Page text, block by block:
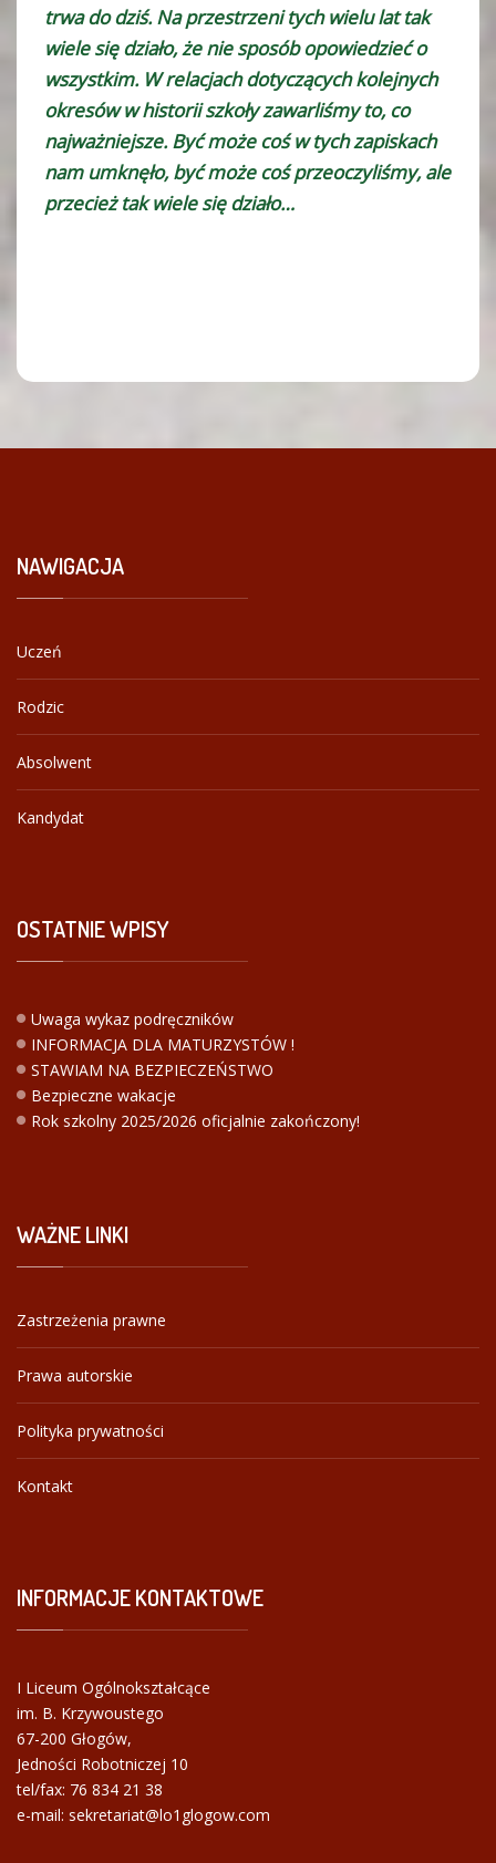
trwa do dziś. Na przestrzeni tych wielu lat tak
wiele się działo, że nie sposób opowiedzieć o
wszystkim. W relacjach dotyczących kolejnych
okresów w historii szkoły zawarliśmy to, co
najważniejsze. Być może coś w tych zapiskach
nam umknęło, być może coś przeoczyliśmy, ale
przecież tak wiele się działo…
NAWIGACJA
Uczeń
Rodzic
Absolwent
Kandydat
OSTATNIEWPISY
Uwaga wykaz podręczników
INFORMACJA DLA MATURZYSTÓW !
STAWIAM NA BEZPIECZEŃSTWO
Bezpieczne wakacje
Rok szkolny 2025/2026 oficjalnie zakończony!
WAŻNELINKI
Zastrzeżenia prawne
Prawa autorskie
Polityka prywatności
Kontakt
INFORMACJEKONTAKTOWE
I Liceum Ogólnokształcące
im. B. Krzywoustego
67-200 Głogów,
Jedności Robotniczej 10
tel/fax: 76 834 21 38
e-mail: sekretariat@lo1glogow.com